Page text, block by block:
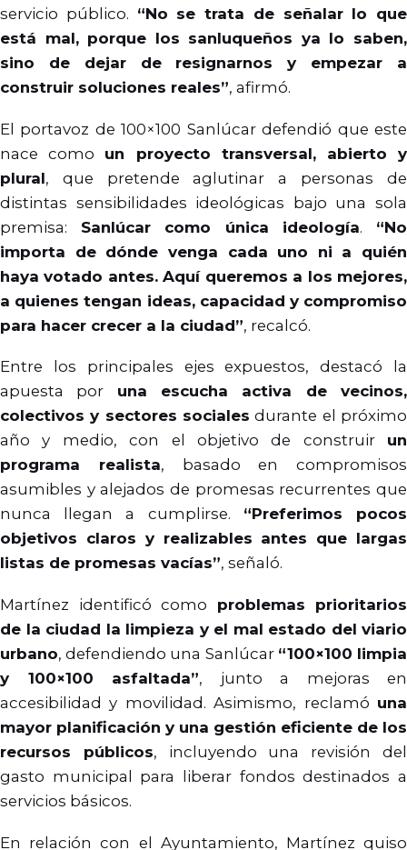
servicio público. “No se trata de señalar lo que
está mal, porque los sanluqueños ya lo saben,
sino de dejar de resignarnos y empezar a
construir soluciones reales”, afirmó.
El portavoz de 100×100 Sanlúcar defendió que este
nace como un proyecto transversal, abierto y
plural, que pretende aglutinar a personas de
distintas sensibilidades ideológicas bajo una sola
premisa: Sanlúcar como única ideología. “No
importa de dónde venga cada uno ni a quién
haya votado antes. Aquí queremos a los mejores,
a quienes tengan ideas, capacidad y compromiso
para hacer crecer a la ciudad”, recalcó.
Entre los principales ejes expuestos, destacó la
apuesta por una escucha activa de vecinos,
colectivos y sectores sociales durante el próximo
año y medio, con el objetivo de construir un
programa realista, basado en compromisos
asumibles y alejados de promesas recurrentes que
nunca llegan a cumplirse. “Preferimos pocos
objetivos claros y realizables antes que largas
listas de promesas vacías”, señaló.
Martínez identificó como problemas prioritarios
de la ciudad la limpieza y el mal estado del viario
urbano, defendiendo una Sanlúcar “100×100 limpia
y 100×100 asfaltada”, junto a mejoras en
accesibilidad y movilidad. Asimismo, reclamó una
mayor planificación y una gestión eficiente de los
recursos públicos, incluyendo una revisión del
gasto municipal para liberar fondos destinados a
servicios básicos.
En relación con el Ayuntamiento, Martínez quiso